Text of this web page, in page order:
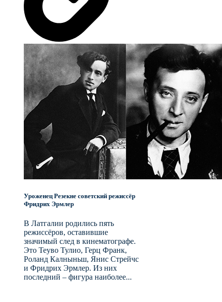
Уроженец Резекне советский режиссёр
Фридрих Эрмлер
В Латгалии родились пять
режиссёров, оставившие
значимый след в кинематографе.
Это Теуво Тулио, Герц Франк,
Роланд Калныньш, Янис Стрейчс
и Фридрих Эрмлер. Из них
последний – фигура наиболее...